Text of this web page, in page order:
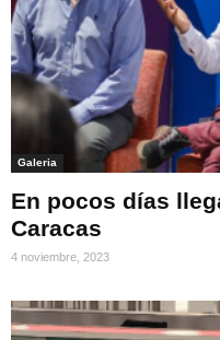
Galeria
En pocos días
Caracas
4 noviembre, 2023